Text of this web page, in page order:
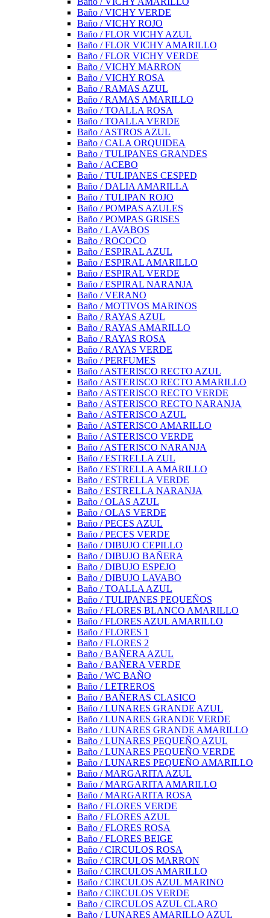
Baño / VICHY VERDE
Baño / VICHY ROJO
Baño / FLOR VICHY AZUL
Baño / FLOR VICHY AMARILLO
Baño / FLOR VICHY VERDE
Baño / VICHY MARRON
Baño / VICHY ROSA
Baño / RAMAS AZUL
Baño / RAMAS AMARILLO
Baño / TOALLA ROSA
Baño / TOALLA VERDE
Baño / ASTROS AZUL
Baño / CALA ORQUIDEA
Baño / TULIPANES GRANDES
Baño / ACEBO
Baño / TULIPANES CESPED
Baño / DALIA AMARILLA
Baño / TULIPAN ROJO
Baño / POMPAS AZULES
Baño / POMPAS GRISES
Baño / LAVABOS
Baño / ROCOCO
Baño / ESPIRAL AZUL
Baño / ESPIRAL AMARILLO
Baño / ESPIRAL VERDE
Baño / ESPIRAL NARANJA
Baño / VERANO
Baño / MOTIVOS MARINOS
Baño / RAYAS AZUL
Baño / RAYAS AMARILLO
Baño / RAYAS ROSA
Baño / RAYAS VERDE
Baño / PERFUMES
Baño / ASTERISCO RECTO AZUL
Baño / ASTERISCO RECTO AMARILLO
Baño / ASTERISCO RECTO VERDE
Baño / ASTERISCO RECTO NARANJA
Baño / ASTERISCO AZUL
Baño / ASTERISCO AMARILLO
Baño / ASTERISCO VERDE
Baño / ASTERISCO NARANJA
Baño / ESTRELLA ZUL
Baño / ESTRELLA AMARILLO
Baño / ESTRELLA VERDE
Baño / ESTRELLA NARANJA
Baño / OLAS AZUL
Baño / OLAS VERDE
Baño / PECES AZUL
Baño / PECES VERDE
Baño / DIBUJO CEPILLO
Baño / DIBUJO BAÑERA
Baño / DIBUJO ESPEJO
Baño / DIBUJO LAVABO
Baño / TOALLA AZUL
Baño / TULIPANES PEQUEÑOS
Baño / FLORES BLANCO AMARILLO
Baño / FLORES AZUL AMARILLO
Baño / FLORES 1
Baño / FLORES 2
Baño / BAÑERA AZUL
Baño / BAÑERA VERDE
Baño / WC BAÑO
Baño / LETREROS
Baño / BAÑERAS CLASICO
Baño / LUNARES GRANDE AZUL
Baño / LUNARES GRANDE VERDE
Baño / LUNARES GRANDE AMARILLO
Baño / LUNARES PEQUEÑO AZUL
Baño / LUNARES PEQUEÑO VERDE
Baño / LUNARES PEQUEÑO AMARILLO
Baño / MARGARITA AZUL
Baño / MARGARITA AMARILLO
Baño / MARGARITA ROSA
Baño / FLORES VERDE
Baño / FLORES AZUL
Baño / FLORES ROSA
Baño / FLORES BEIGE
Baño / CIRCULOS ROSA
Baño / CIRCULOS MARRON
Baño / CIRCULOS AMARILLO
Baño / CIRCULOS AZUL MARINO
Baño / CIRCULOS VERDE
Baño / CIRCULOS AZUL CLARO
Baño / LUNARES AMARILLO AZUL